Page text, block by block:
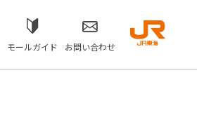
モールガイド お問い合わせ